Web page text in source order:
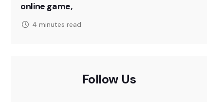
online game,
4 minutes read
Follow Us